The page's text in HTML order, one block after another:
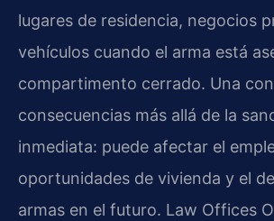
lugares de residencia, negocios
vehículos cuando el arma está
compartimento cerrado. Una
consecuencias más allá de la
inmediata: puede afectar el
oportunidades de vivienda y el
armas en el futuro. Law Offices